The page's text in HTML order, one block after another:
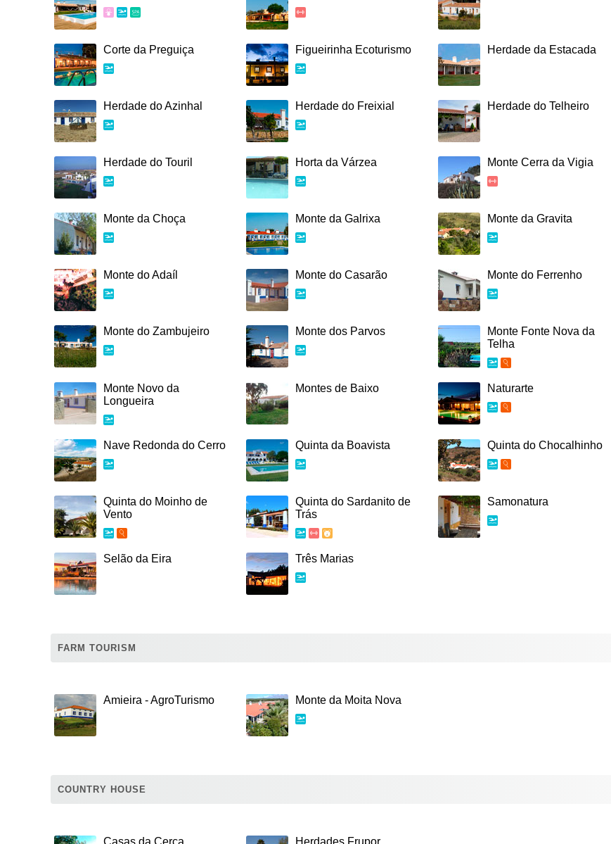
Corte da Preguiça Figueirinha Ecoturismo Herdade da Estacada
Herdade do Azinhal Herdade do Freixial Herdade do Telheiro
Herdade do Touril Horta da Várzea Monte Cerra da Vigia
Monte da Choça Monte da Galrixa Monte da Gravita
Monte do Adaíl Monte do Casarão Monte do Ferrenho
Monte do Zambujeiro Monte dos Parvos
Monte Fonte Nova da
Telha
Monte Novo da
Longueira
Montes de Baixo Naturarte
Nave Redonda do Cerro Quinta da Boavista Quinta do Chocalhinho
Quinta do Moinho de
Vento
Quinta do Sardanito de
Trás
Samonatura
Selão da Eira Três Marias
FARM TOURISM
Amieira - AgroTurismo Monte da Moita Nova
COUNTRY HOUSE
Casas da Cerca Herdades Frupor